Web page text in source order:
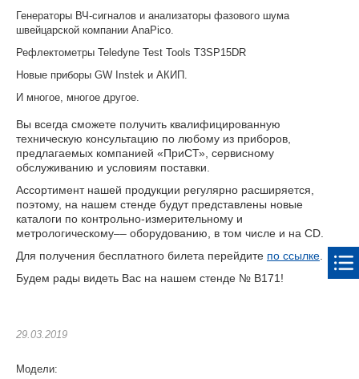
Генераторы ВЧ-сигналов и анализаторы фазового шума
швейцарской компании AnaPico.
Рефлектометры Teledyne Test Tools T3SP15DR
Новые приборы GW Instek и АКИП.
И многое, многое другое.
Вы всегда сможете получить квалифицированную
техническую консультацию по любому из приборов,
предлагаемых компанией «ПриСТ», сервисному
обслуживанию и условиям поставки.
Ассортимент нашей продукции регулярно расширяется,
поэтому, на нашем стенде будут представлены новые
каталоги по контрольно-измерительному и
метрологическому–– оборудованию, в том числе и на CD.
Для получения бесплатного билета перейдите по ссылке
Будем рады видеть Вас на нашем стенде № В171!
29.03.2019
Модели: